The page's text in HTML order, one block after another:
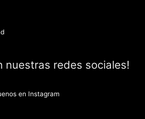
nuestras redes sociales!
en Instagram